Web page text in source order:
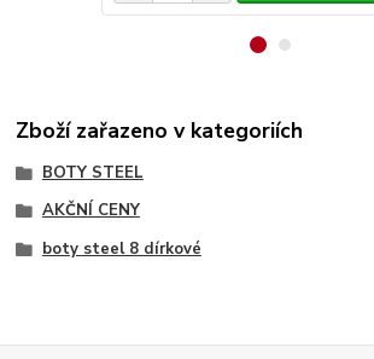
Zboží zařazeno v kategoriích
BOTY STEEL
AKČNÍ CENY
boty steel 8 dírkové